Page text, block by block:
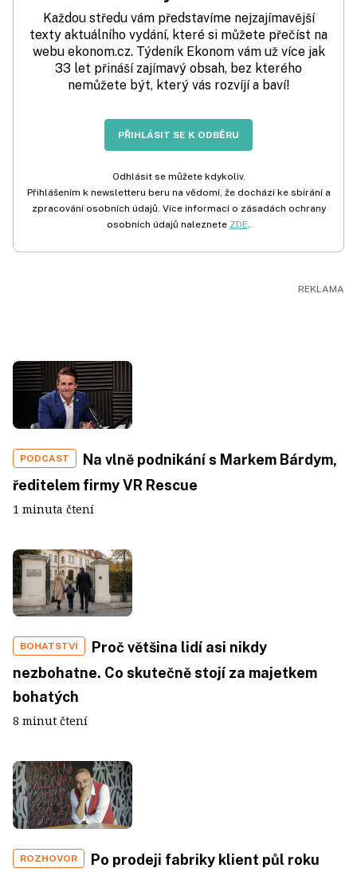
Každou středu vám představíme nejzajímavější
texty aktuálního vydání, které si můžete přečíst na
webu ekonom.cz. Týdeník Ekonom vám už více jak
33 let přináší zajímavý obsah, bez kterého
nemůžete být, který vás rozvíjí a baví!
PŘIHLÁSIT SE K ODBĚRU
Odhlásit se můžete kdykoliv.
Přihlášením k newsletteru beru na vědomí, že dochází ke sbírání a
zpracování osobních údajů. Více informací o zásadách ochrany
osobních údajů naleznete ZDE.
PODCAST
Na vlně podnikání s Markem Bárdym,
ředitelem firmy VR Rescue
1 minuta čtení
BOHATSTVÍ
Proč většina lidí asi nikdy
nezbohatne. Co skutečně stojí za majetkem
bohatých
8 minut čtení
ROZHOVOR
Po prodeji fabriky klient půl roku